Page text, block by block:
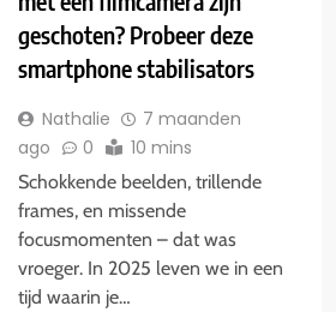
geschoten? Probeer deze
smartphone stabilisators
Nathalie
7 maanden
ago
0 10 mins
Schokkende beelden, trillende
frames, en missende
focusmomenten – dat was
vroeger. In 2025 leven we in een
tijd waarin je…